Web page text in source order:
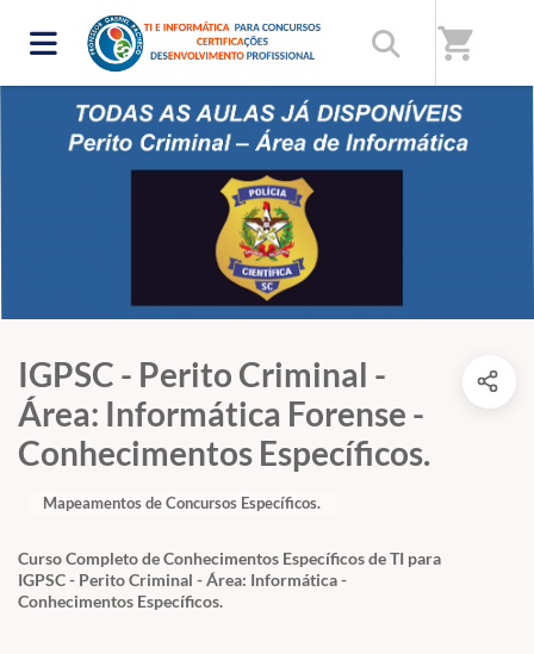
shopping_cart
IGPSC - Perito Criminal -
Área: Informática Forense -
Conhecimentos Específicos.
Curso Completo de Conhecimentos Específicos de TI para
IGPSC - Perito Criminal - Área: Informática -
Conhecimentos Específicos.
Mapeamentos de Concursos Específicos.